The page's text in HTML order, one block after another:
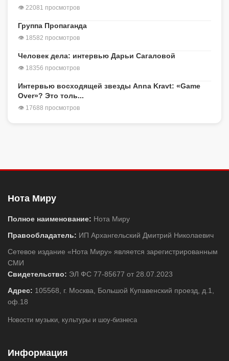
👁 22081 просмотров
Группа Пропаганда
👁 18582 просмотров
Человек дела: интервью Дарьи Сагаловой
👁 18356 просмотров
Интервью восходящей звезды Anna Kravt: «Game
Over»? Это толь...
👁 17688 просмотров
Нота Миру
Полное наименование: Нота Миру
Правообладатель: ИП Архангельский Дмитрий Николаевич
Сетевое издание «Нота Миру» является зарегистрированным
СМИ
Свидетельство: ЭЛ ФС 77-85677 от 28.07.2023
Адрес: 105568, г. Москва, Большой Купавенский проезд, д.1,
оф.18
Новости музыки, культуры и шоу-бизнеса
Информация